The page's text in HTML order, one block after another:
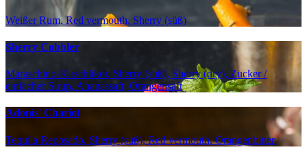
Weißer Rum, Red vermouth, Sherry (süß)
Sherry Cobbler
Maraschino-Kirschlikör, Sherry (süß), Sherry (dry), Zucker /
einfacher Sirup, Ananassaft, Orangensaft
Adonis' Chariot
Tequila Reposado, Sherry (süß), Red vermouth, Orangenbitter